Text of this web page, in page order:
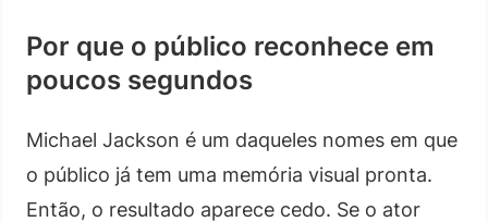
Por que o público reconhece em
poucos segundos
Michael Jackson é um daqueles nomes em que
o público já tem uma memória visual pronta.
Então, o resultado aparece cedo. Se o ator